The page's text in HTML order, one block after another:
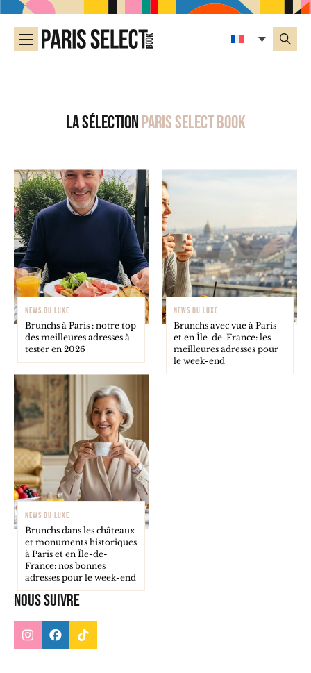
La sélectionParis Select Book
Nous suivre
NEWS DU LUXE
Brunchs à Paris : notre top
des meilleures adresses à
tester en 2026
NEWS DU LUXE
Brunchs avec vue à Paris
et en Île-de-France: les
meilleures adresses pour
le week-end
NEWS DU LUXE
Brunchs dans les châteaux
et monuments historiques
à Paris et en Île-de-
France: nos bonnes
adresses pour le week-end